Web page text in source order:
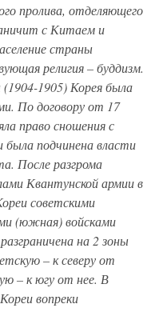
пролива, отделяющего
с Китаем и
страны
религия – буддизм.
(1904-1905) Корея была
По договору от 17
право сношения с
подчинена власти
После разгрома
Квантунской армии в
советскими
(южная) войсками
на 2 зоны
– к северу от
– к югу от нее. В
вопреки